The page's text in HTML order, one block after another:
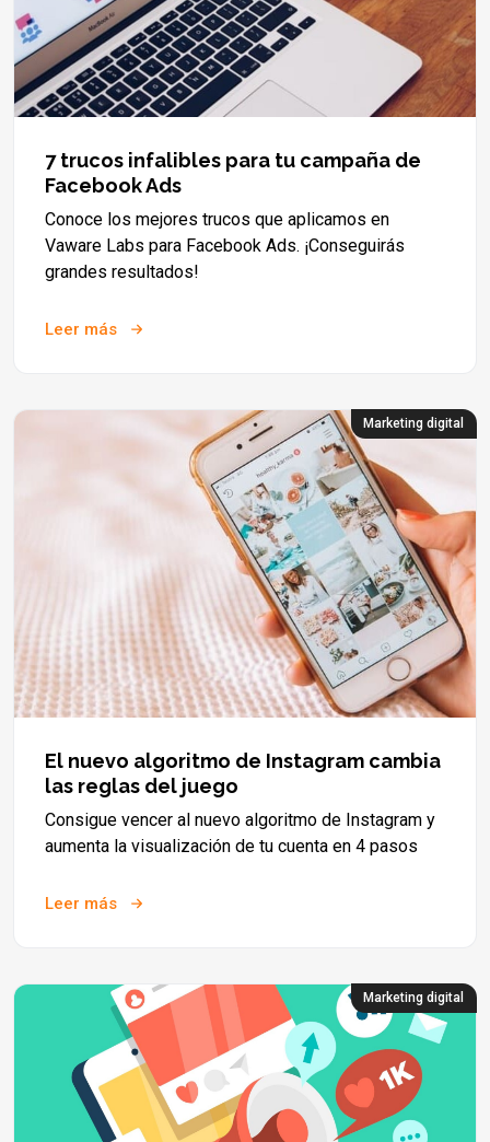
7 trucos infalibles para tu campaña de
Facebook Ads
Conoce los mejores trucos que aplicamos en
Vaware Labs para Facebook Ads. ¡Conseguirás
grandes resultados!
Leer más
Marketing digital
El nuevo algoritmo de Instagram cambia
las reglas del juego
Consigue vencer al nuevo algoritmo de Instagram y
aumenta la visualización de tu cuenta en 4 pasos
Leer más
Marketing digital